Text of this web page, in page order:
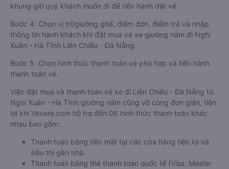
khung giờ quý khách muốn đi để tiến hành đặt vé.
Bước 4: Chọn vị trí/giường ghế, điểm đón, điểm trả và nhập
thông tin hành khách khi đặt mua vé xe giường nằm đi Nghi
Xuân - Hà Tĩnh Liên Chiểu - Đà Nẵng
Bước 5: Chọn hình thức thanh toán vé phù hợp và tiến hành
thanh toán vé.
Việc đặt mua và thanh toán vé xe đi Liên Chiểu - Đà Nẵng từ
Nghi Xuân - Hà Tĩnh giường nằm cũng vô cùng đơn giản, tiện
lợi khi Vexere.com hỗ trợ đến 06 hình thức thanh toán khác
nhau bao gồm:
Thanh toán bằng tiền mặt tại các cửa hàng tiện lợi và
siêu thị gần nhà.
Thanh toán bằng thẻ thanh toán quốc tế (Visa, Master